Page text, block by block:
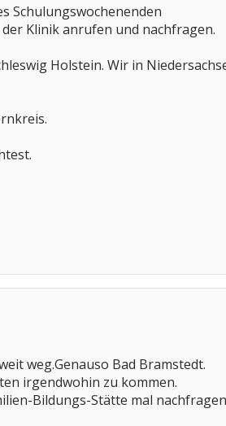
Schulungswochenenden
Klinik anrufen und nachfragen.
Holstein. Wir in
weg.Genauso Bad Bramstedt.
irgendwohin zu kommen.
Bildungs-Stätte mal